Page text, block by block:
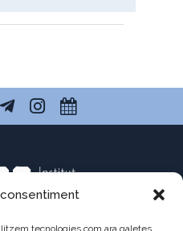
tecnologies com ara galetes